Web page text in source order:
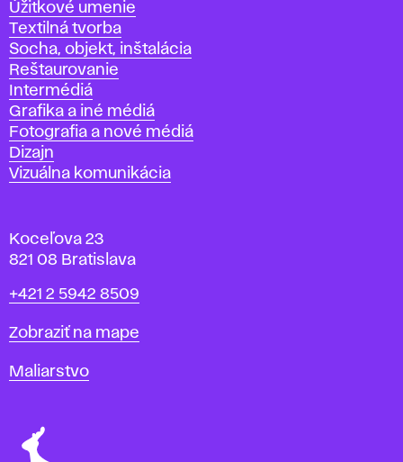
Úžitkové umenie
Textilná tvorba
Socha, objekt, inštalácia
Reštaurovanie
Intermédiá
Grafika a iné médiá
Fotografia a nové médiá
Dizajn
Vizuálna komunikácia
Koceľova 23
821 08 Bratislava
Telefón
+421 2 5942 8509
Mapa
Zobraziť na mape
Katedry
Maliarstvo